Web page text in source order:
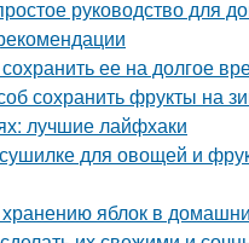
руководство для
ее на долгое
сохранить фрукты на
лучшие лайфхаки
для овощей и
яблок в